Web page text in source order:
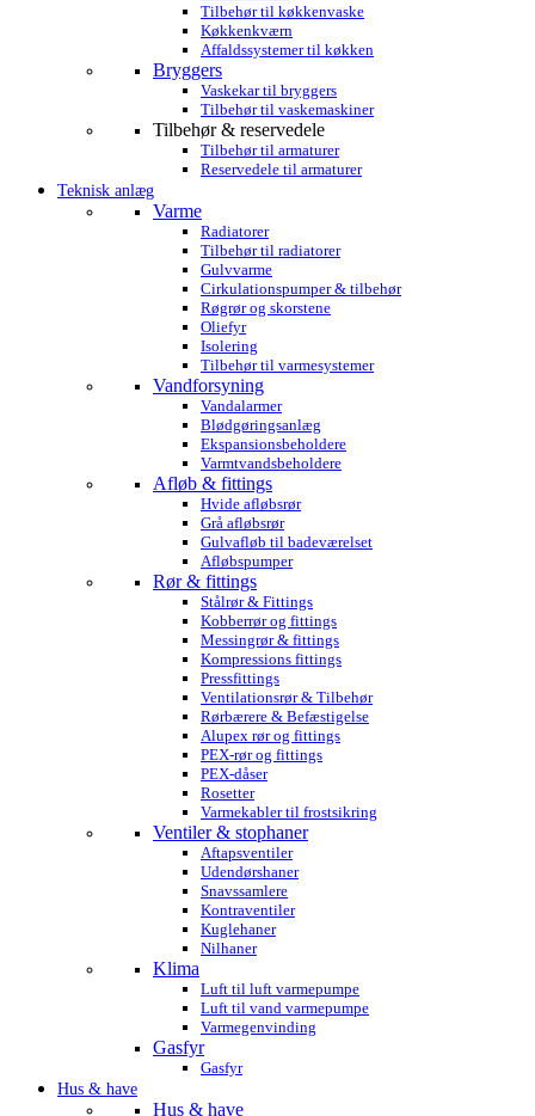
Tilbehør til køkkenvaske
Køkkenkværn
Affaldssystemer til køkken
Bryggers
Vaskekar til bryggers
Tilbehør til vaskemaskiner
Tilbehør & reservedele
Tilbehør til armaturer
Reservedele til armaturer
Teknisk anlæg
Varme
Radiatorer
Tilbehør til radiatorer
Gulvvarme
Cirkulationspumper & tilbehør
Røgrør og skorstene
Oliefyr
Isolering
Tilbehør til varmesystemer
Vandforsyning
Vandalarmer
Blødgøringsanlæg
Ekspansionsbeholdere
Varmtvandsbeholdere
Afløb & fittings
Hvide afløbsrør
Grå afløbsrør
Gulvafløb til badeværelset
Afløbspumper
Rør & fittings
Stålrør & Fittings
Kobberrør og fittings
Messingrør & fittings
Kompressions fittings
Pressfittings
Ventilationsrør & Tilbehør
Rørbærere & Befæstigelse
Alupex rør og fittings
PEX-rør og fittings
PEX-dåser
Rosetter
Varmekabler til frostsikring
Ventiler & stophaner
Aftapsventiler
Udendørshaner
Snavssamlere
Kontraventiler
Kuglehaner
Nilhaner
Klima
Luft til luft varmepumpe
Luft til vand varmepumpe
Varmegenvinding
Gasfyr
Gasfyr
Hus & have
Hus & have